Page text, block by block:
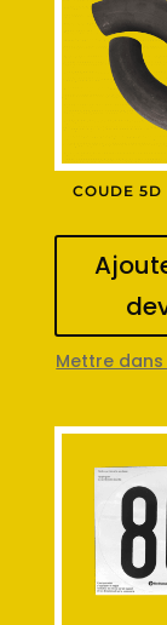
COUDE 5D
Mettre